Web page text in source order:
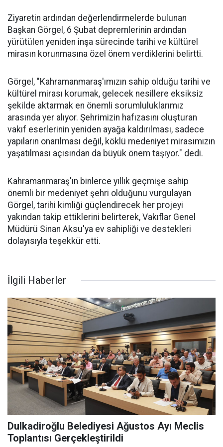
Ziyaretin ardından değerlendirmelerde bulunan
Başkan Görgel, 6 Şubat depremlerinin ardından
yürütülen yeniden inşa sürecinde tarihi ve kültürel
mirasın korunmasına özel önem verdiklerini belirtti.
Görgel, "Kahramanmaraş'ımızın sahip olduğu tarihi ve
kültürel mirası korumak, gelecek nesillere eksiksiz
şekilde aktarmak en önemli sorumluluklarımız
arasında yer alıyor. Şehrimizin hafızasını oluşturan
vakıf eserlerinin yeniden ayağa kaldırılması, sadece
yapıların onarılması değil, köklü medeniyet mirasımızın
yaşatılması açısından da büyük önem taşıyor." dedi.
Kahramanmaraş'ın binlerce yıllık geçmişe sahip
önemli bir medeniyet şehri olduğunu vurgulayan
Görgel, tarihi kimliği güçlendirecek her projeyi
yakından takip ettiklerini belirterek, Vakıflar Genel
Müdürü Sinan Aksu'ya ev sahipliği ve destekleri
dolayısıyla teşekkür etti.
İlgili Haberler
Dulkadiroğlu Belediyesi Ağustos Ayı Meclis
Toplantısı Gerçekleştirildi